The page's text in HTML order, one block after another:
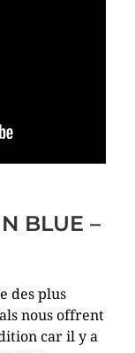
BLUE –
des plus
nous offrent
car il y a